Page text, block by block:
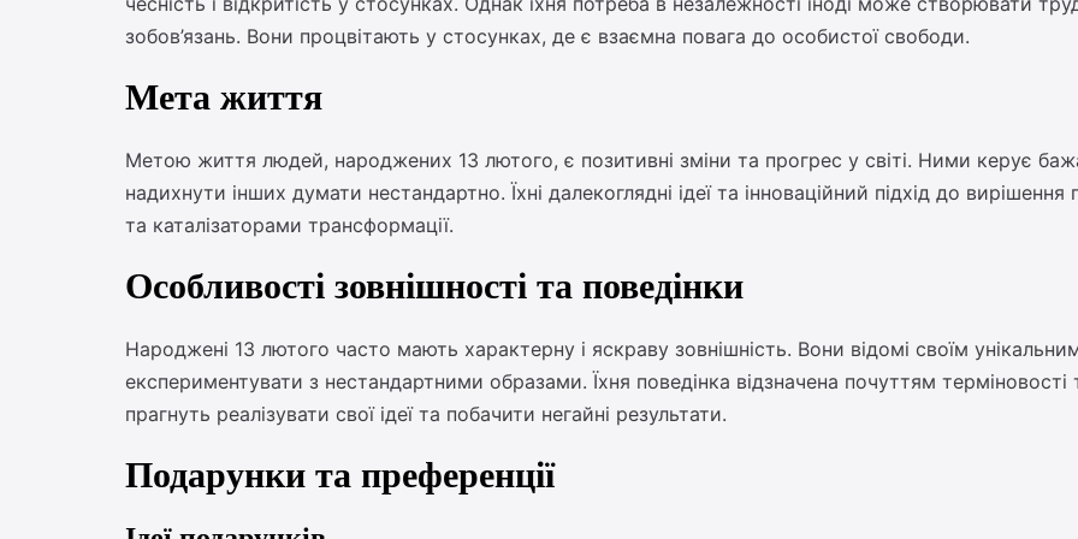
зобов’язань. Вони процвітають у стосунках, де є взаємна повага до особистої свободи.
Мета життя
Метою життя людей, народжених 13 лютого, є позитивні зміни та прогрес у світі. Ними керує
надихнути інших думати нестандартно. Їхні далекоглядні ідеї та інноваційний підхід до
та каталізаторами трансформації.
Особливості зовнішності та поведінки
Народжені 13 лютого часто мають характерну і яскраву зовнішність. Вони відомі своїм
експериментувати з нестандартними образами. Їхня поведінка відзначена почуттям
прагнуть реалізувати свої ідеї та побачити негайні результати.
Подарунки та преференції